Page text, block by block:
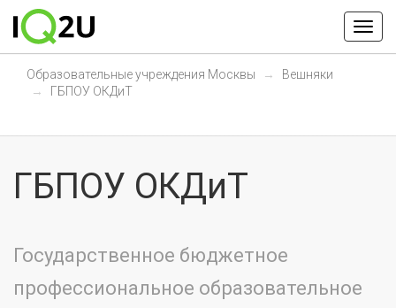
Образовательные учреждения Москвы
Вешняки
ГБПОУ ОКДиТ
ГБПОУ ОКДиТ
Государственное бюджетное
профессиональное образовательное